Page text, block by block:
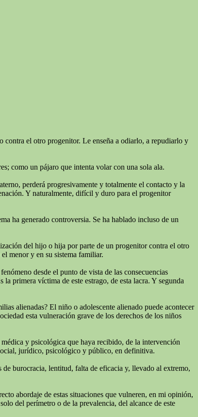
contra el otro progenitor. Le enseña a odiarlo, a repudiarlo y
como un pájaro que intenta volar con una sola ala.
perderá progresivamente y totalmente el contacto y la
Y naturalmente, difícil y duro para el progenitor
ha generado controversia. Se ha hablado incluso de un
del hijo o hija por parte de un progenitor contra el otro
menor y en su sistema familiar.
desde el punto de vista de las consecuencias
primera víctima de este estrago, de esta lacra. Y segunda
alienadas? El niño o adolescente alienado puede acontecer
esta vulneración grave de los derechos de los niños
y psicológica que haya recibido, de la intervención
jurídico, psicológico y público, en definitiva.
burocracia, lentitud, falta de eficacia y, llevado al extremo,
abordaje de estas situaciones que vulneren, en mi opinión,
del perímetro o de la prevalencia, del alcance de este